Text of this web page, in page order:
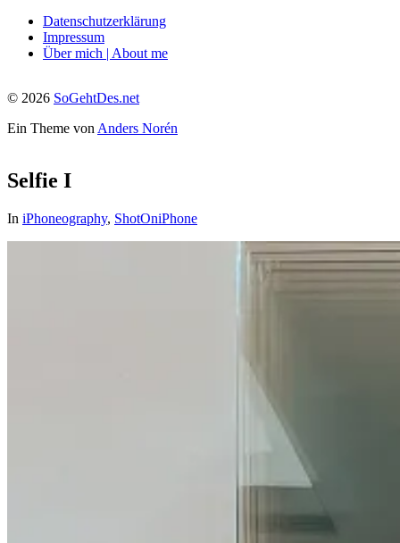
Datenschutzerklärung
Impressum
Über mich | About me
© 2026 SoGehtDes.net
Ein Theme von Anders Norén
Selfie I
In iPhoneography, ShotOniPhone